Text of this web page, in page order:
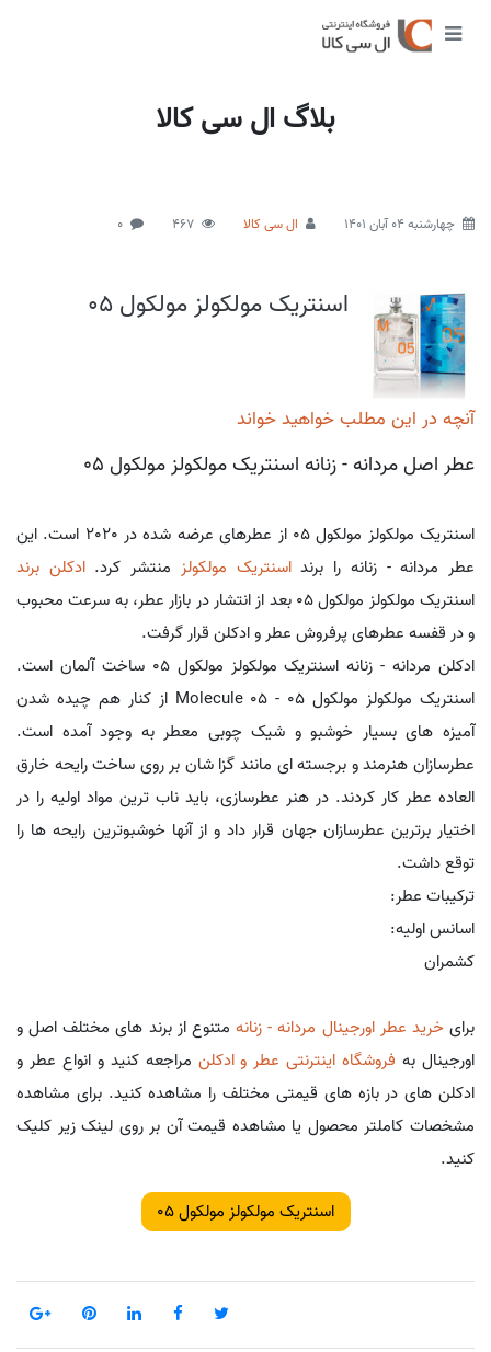
بلاگ ال سی کالا
چهارشنبه 04 آبان 1401 ال سی کالا 467
0
اسنتریک مولکولز مولکول 05
آنچه در این مطلب خواهید خواند
عطر اصل مردانه - زنانه اسنتریک مولکولز مولکول 05
اسنتریک مولکولز مولکول 05 از عطرهای عرضه شده در 2020 است. این
عطر مردانه - زنانه را برنداسنتریک مولکولز منتشر کرد.ادکلن برند
اسنتریک مولکولز مولکول 05 بعد از انتشار در بازار عطر، به سرعت محبوب
و در قفسه عطرهای پرفروش عطر و ادکلن قرار گرفت.
ادکلن مردانه - زنانه اسنتریک مولکولز مولکول 05 ساخت آلمان است.
اسنتریک مولکولز مولکول 05 - Molecule 05 از کنار هم چیده شدن
آمیزه های بسیار خوشبو و شیک چوبی معطر به وجود آمده است.
عطرسازان هنرمند و برجسته ای مانند گزا شان بر روی ساخت رایحه خارق
العاده عطر کار کردند. در هنر عطرسازی، باید ناب ترین مواد اولیه را در
اختیار برترین عطرسازان جهان قرار داد و از آنها خوشبوترین رایحه ها را
توقع داشت.
ترکیبات عطر:
اسانس اولیه:
کشمران
برایخرید عطر اورجینال مردانه - زنانهمتنوع از برند های مختلف اصل و
اورجینال به فروشگاه اینترنتی عطر و ادکلن مراجعه کنید و انواع عطر و
ادکلن های در بازه های قیمتی مختلف را مشاهده کنید. برای مشاهده
مشخصات کاملتر محصول یا مشاهده قیمت آن بر روی لینک زیر کلیک
کنید.
اسنتریک مولکولز مولکول 05